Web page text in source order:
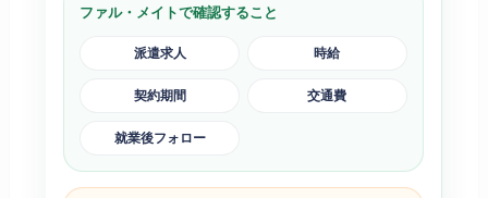
ファル・メイトで確認すること
派遣求人 時給
契約期間 交通費
就業後フォロー